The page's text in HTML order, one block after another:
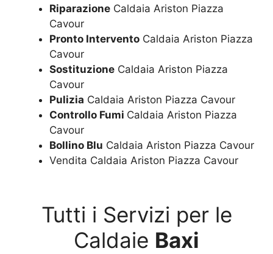
Riparazione Caldaia Ariston Piazza
Cavour
Pronto Intervento Caldaia Ariston Piazza
Cavour
Sostituzione Caldaia Ariston Piazza
Cavour
Pulizia Caldaia Ariston Piazza Cavour
Controllo Fumi Caldaia Ariston Piazza
Cavour
Bollino Blu Caldaia Ariston Piazza Cavour
Vendita Caldaia Ariston Piazza Cavour
Tutti i Servizi per le
Caldaie Baxi